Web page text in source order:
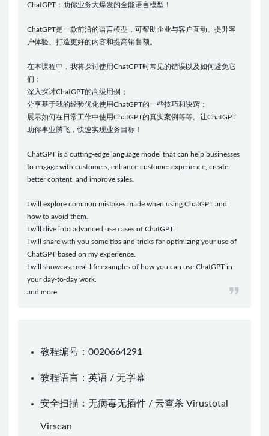
ChatGPT：助你业务大爆发的全能语言模型！
ChatGPT是一款前沿的语言模型，可帮助企业与客户互动、提升客
户体验、打造更好的内容和提高销售额。
在本课程中，我将探讨使用ChatGPT时常见的错误以及如何避免它
们；
深入探讨ChatGPT的高级用例；
分享基于我的经验优化使用ChatGPT的一些技巧和诀窍；
展示如何在日常工作中使用ChatGPT的真实案例等等。让ChatGPT
助你事业腾飞，快速实现业务目标！
ChatGPT is a cutting-edge language model that can help businesses
to engage with customers, enhance customer experience, create
better content, and improve sales.
I will explore common mistakes made when using ChatGPT and
how to avoid them.
I will dive into advanced use cases of ChatGPT.
I will share with you some tips and tricks for optimizing your use of
ChatGPT based on my experience.
I will showcase real-life examples of how you can use ChatGPT in
your day-to-day work.
and more
教程编号：0020664291
教程语言：英语 / 无字幕
安全扫描：无病毒无插件 / 云查杀 Virustotal
Virscan